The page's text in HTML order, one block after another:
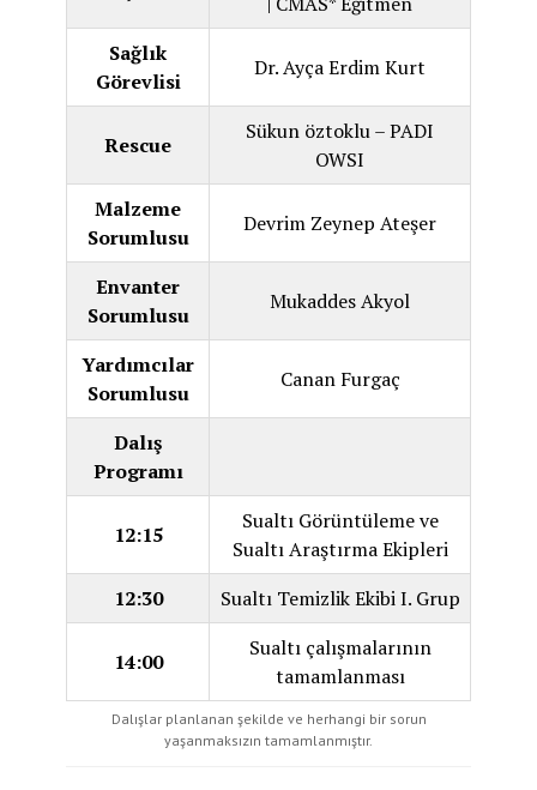
Sağlık
Görevlisi
Dr. Ayça Erdim Kurt
Rescue
Sükun öztoklu – PADI
OWSI
Malzeme
Sorumlusu
Devrim Zeynep Ateşer
Envanter
Sorumlusu
Mukaddes Akyol
Yardımcılar
Sorumlusu
Canan Furgaç
Dalış
Programı
12:15
Sualtı Görüntüleme ve
Sualtı Araştırma Ekipleri
12:30
Sualtı Temizlik Ekibi I. Grup
14:00
Sualtı çalışmalarının
tamamlanması
Dalışlar planlanan şekilde ve herhangi bir sorun
yaşanmaksızın tamamlanmıştır.